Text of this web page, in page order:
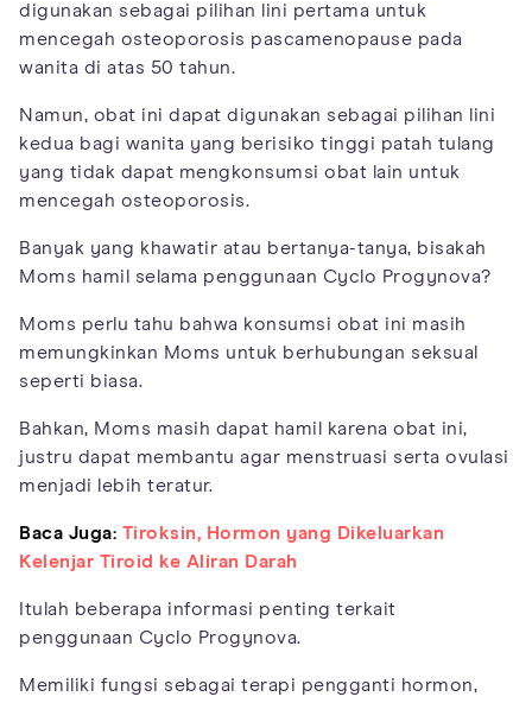
digunakan sebagai pilihan lini pertama untuk
mencegah osteoporosis pascamenopause pada
wanita di atas 50 tahun.
Namun, obat ini dapat digunakan sebagai pilihan lini
kedua bagi wanita yang berisiko tinggi patah tulang
yang tidak dapat mengkonsumsi obat lain untuk
mencegah osteoporosis.
Banyak yang khawatir atau bertanya-tanya, bisakah
Moms hamil selama penggunaan Cyclo Progynova?
Moms perlu tahu bahwa konsumsi obat ini masih
memungkinkan Moms untuk berhubungan seksual
seperti biasa.
Bahkan, Moms masih dapat hamil karena obat ini,
justru dapat membantu agar menstruasi serta ovulasi
menjadi lebih teratur.
Baca Juga: Tiroksin, Hormon yang Dikeluarkan
Kelenjar Tiroid ke Aliran Darah
Itulah beberapa informasi penting terkait
penggunaan Cyclo Progynova.
Memiliki fungsi sebagai terapi pengganti hormon,